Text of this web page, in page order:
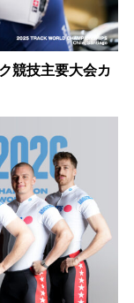
競技主要大会カ